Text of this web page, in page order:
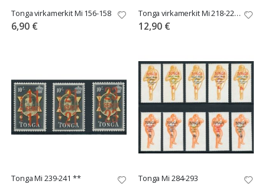
Tonga virkamerkit Mi 156-158
6,90 €
Tonga virkamerkit Mi 218-220 **
12,90 €
Tonga Mi 239-241 ** Tonga Mi 284-293